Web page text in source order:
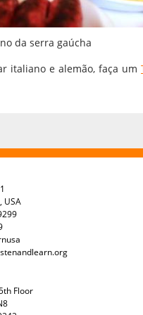
da serra gaúcha
italiano e alemão, faça um
USA
Floor